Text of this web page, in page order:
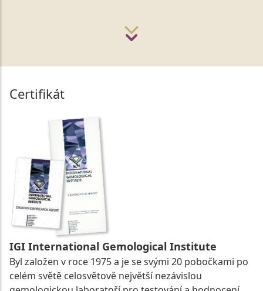
Certifikát
IGI International Gemological Institute
Byl založen v roce 1975 a je se svými 20 pobočkami po
celém světě celosvětově největší nezávislou